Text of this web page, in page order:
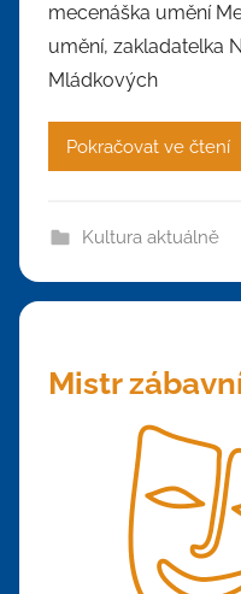
mecenáška umění
umění, zakladatelka
Mládkových
Pokračovat ve čtení
Kultura aktuálně
Mistr